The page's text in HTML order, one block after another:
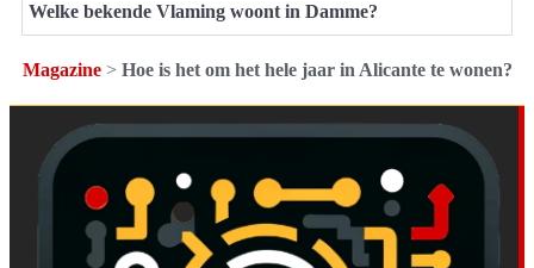
Welke bekende Vlaming woont in Damme?
Magazine> Hoe is het om het hele jaar in Alicante te wonen?